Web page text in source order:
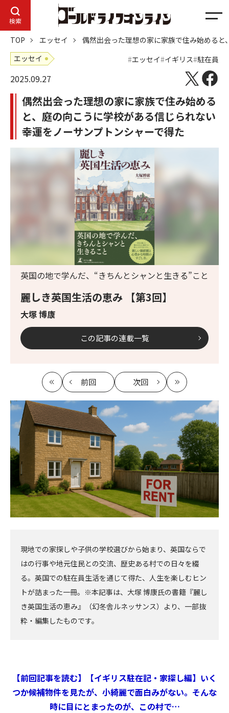
検索
メ
ニ
ュ
ー
TOP エッセイ
偶然出会った理想の家に家族で住み始める
エッセイ
エッセイ イギリス 駐在員
2025.09.27
偶然出会った理想の家に家族で住み始める
と、庭の向こうに学校がある信じられない
幸運をノーサンプトンシャーで得た
麗しき英国生活の恵み 【第3回】
大塚 博康
英国の地で学んだ、“きちんとシャンと生きる”こと
この記事の連載一覧
最
初
前回
記
事
へ
次回
記
最
新
現地での家探しや子供の学校選びから始まり、英国ならで
はの行事や地元住民との交流、歴史ある村での日々を綴
る。英国での駐在員生活を通じて得た、人生を楽しむヒン
トが詰まった一冊。※本記事は、大塚 博康氏の書籍『麗し
き英国生活の恵み』（幻冬舎ルネッサンス）より、一部抜
粋・編集したものです。
【前回記事を読む】【イギリス駐在記・家探し編】いく
つか候補物件を見たが、小綺麗で面白みがない。そんな
時に目にとまったのが、この村で…